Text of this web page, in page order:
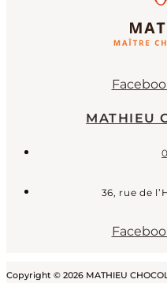
MATHIEU
36, rue de
Copyright © 2026 MATHIEU